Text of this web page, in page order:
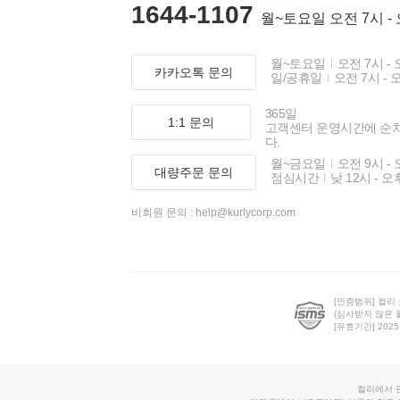
1644-1107 월~토요일 오전 7시 -
카카오톡 문의
월~토요일
오전 7시 -
일/공휴일
오전 7시 -
1:1 문의
365일
고객센터 운영시간에 순
다.
대량주문 문의
월~금요일
오전 9시 -
점심시간
낮 12시 - 오
비회원 문의 : help@kurlycorp.com
[인증범위] 컬리
(심사받지 않은
[유효기간]
컬리에서